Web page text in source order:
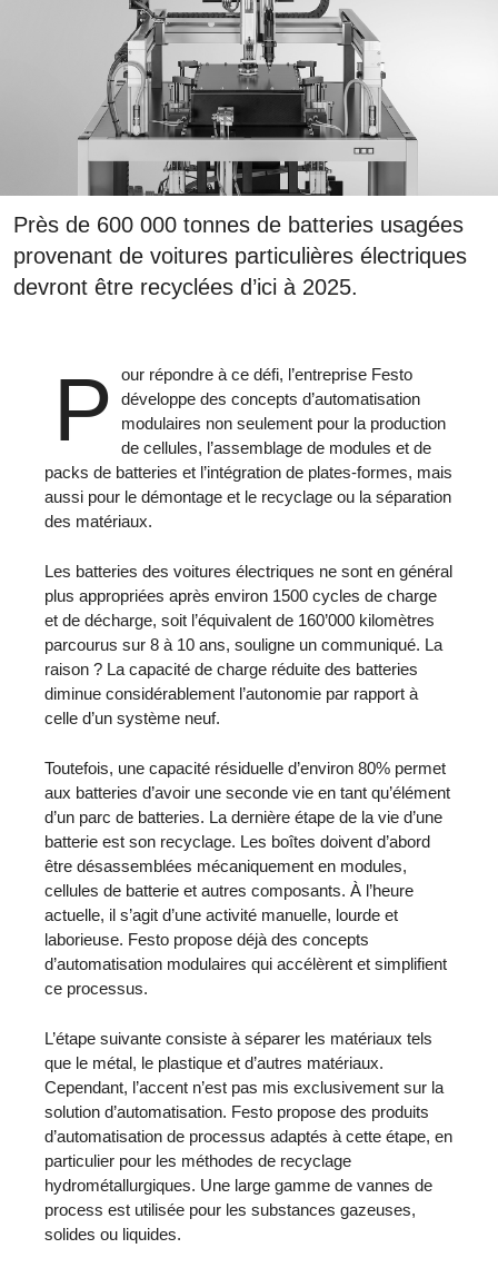
Près de 600 000 tonnes de batteries usagées
provenant de voitures particulières électriques
devront être recyclées d’ici à 2025.
P
our répondre à ce défi, l’entreprise Festo
développe des concepts d’automatisation
modulaires non seulement pour la production
de cellules, l’assemblage de modules et de
packs de batteries et l’intégration de plates-formes, mais
aussi pour le démontage et le recyclage ou la séparation
des matériaux.
Les batteries des voitures électriques ne sont en général
plus appropriées après environ 1500 cycles de charge
et de décharge, soit l’équivalent de 160’000 kilomètres
parcourus sur 8 à 10 ans, souligne un communiqué. La
raison ? La capacité de charge réduite des batteries
diminue considérablement l’autonomie par rapport à
celle d’un système neuf.
Toutefois, une capacité résiduelle d’environ 80% permet
aux batteries d’avoir une seconde vie en tant qu’élément
d’un parc de batteries. La dernière étape de la vie d’une
batterie est son recyclage. Les boîtes doivent d’abord
être désassemblées mécaniquement en modules,
cellules de batterie et autres composants. À l’heure
actuelle, il s’agit d’une activité manuelle, lourde et
laborieuse. Festo propose déjà des concepts
d’automatisation modulaires qui accélèrent et simplifient
ce processus.
L’étape suivante consiste à séparer les matériaux tels
que le métal, le plastique et d’autres matériaux.
Cependant, l’accent n’est pas mis exclusivement sur la
solution d’automatisation. Festo propose des produits
d’automatisation de processus adaptés à cette étape, en
particulier pour les méthodes de recyclage
hydrométallurgiques. Une large gamme de vannes de
process est utilisée pour les substances gazeuses,
solides ou liquides.